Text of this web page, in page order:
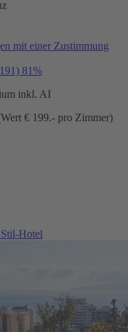
mit einer Zustimmung
81%
inkl. AI
€ 199.- pro Zimmer)
Hotel